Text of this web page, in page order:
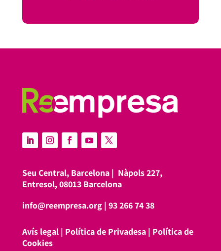
Seu Central, Barcelona | Nàpols 227,
Entresol, 08013 Barcelona
info@reempresa.org| 93 266 74 38
Avís legal| Política de Privadesa| Política de
Cookies